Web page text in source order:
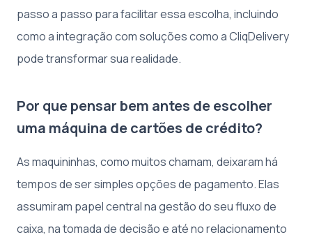
passo a passo para facilitar essa escolha, incluindo
como a integração com soluções como a CliqDelivery
pode transformar sua realidade.
Por que pensar bem antes de escolher
uma máquina de cartões de crédito?
As maquininhas, como muitos chamam, deixaram há
tempos de ser simples opções de pagamento. Elas
assumiram papel central na gestão do seu fluxo de
caixa, na tomada de decisão e até no relacionamento